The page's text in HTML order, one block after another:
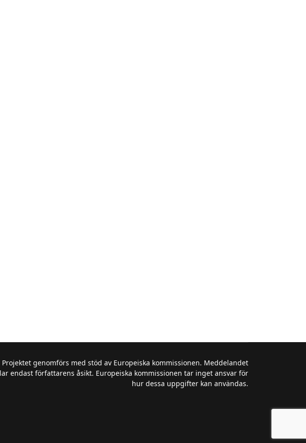
Projektet genomförs med stöd av Europeiska kommissionen. Meddelandet
endast författarens åsikt. Europeiska kommissionen tar inget ansvar för
hur dessa uppgifter kan användas.